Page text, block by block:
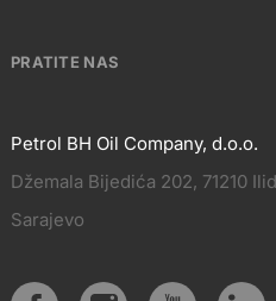
PRATITE NAS
PRATITE
Petrol BH Oil Company, d.o.o.
Džemala Bijedića 202, 71210
Sarajevo